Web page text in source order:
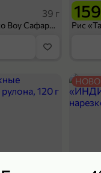
39 г
Печенье «Orion» Choco Boy Сафари кокос, 39 г